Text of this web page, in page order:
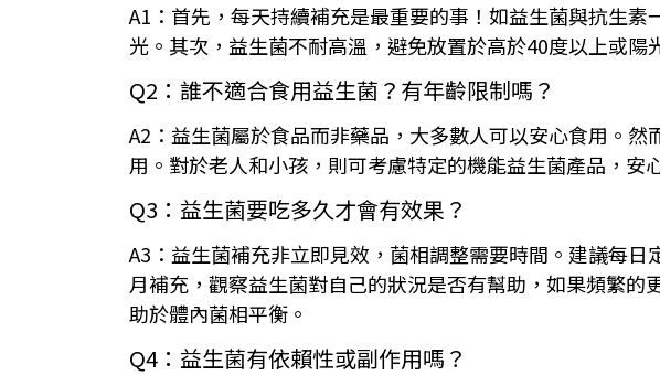
A1：首先，每天持續補充是最重要的事！如益生菌與抗生
光。其次，益生菌不耐高溫，避免放置於高於40度以上或
Q2：誰不適合食用益生菌？有年齡限制嗎？
A2：益生菌屬於食品而非藥品，大多數人可以安心食用。
用。對於老人和小孩，則可考慮特定的機能益生菌產品，安
Q3：益生菌要吃多久才會有效果？
A3：益生菌補充非立即見效，菌相調整需要時間。建議每
月補充，觀察益生菌對自己的狀況是否有幫助，如果頻繁
助於體內菌相平衡。
Q4：益生菌有依賴性或副作用嗎？